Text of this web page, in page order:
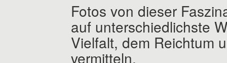
Fotos von dieser
auf unterschiedlichste
Vielfalt, dem Reichtum
vermitteln.